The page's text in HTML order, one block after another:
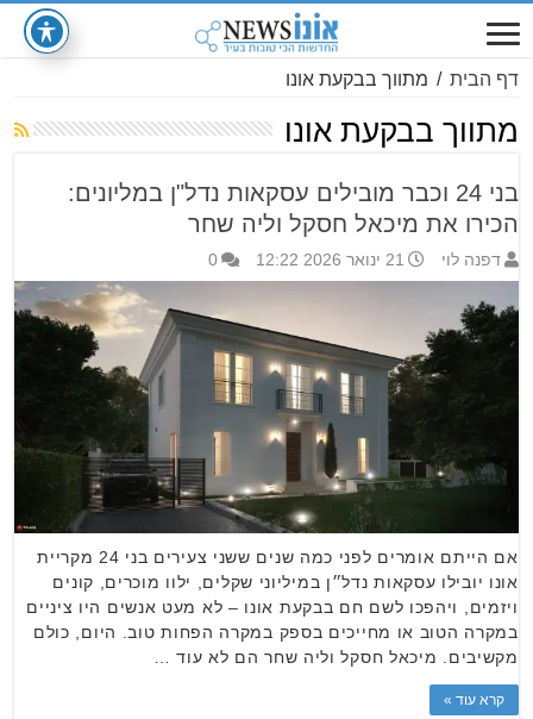
דף הבית / מתווך בבקעת אונו
מתווך בבקעת אונו
בני 24 וכבר מובילים עסקאות נדל"ן במליונים:
הכירו את מיכאל חסקל וליה שחר
דפנה לוי 21 ינואר 2026 12:22 0
אם הייתם אומרים לפני כמה שנים ששני צעירים בני 24 מקריית
אונו יובילו עסקאות נדל״ן במיליוני שקלים, ילוו מוכרים, קונים
ויזמים, ויהפכו לשם חם בבקעת אונו – לא מעט אנשים היו ציניים
במקרה הטוב או מחייכים בספק במקרה הפחות טוב. היום, כולם
מקשיבים. מיכאל חסקל וליה שחר הם לא עוד …
קרא עוד »